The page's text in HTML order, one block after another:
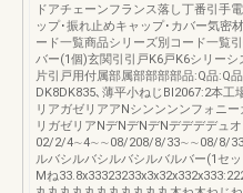
ドアチェーンフランス落し丁番引手
ップ･振れ止めキャップ･カバー気密
ード一覧商品シリーズ別コード一覧
バー(1個)玄関引引戸K6戸K6シリー
片引戸用付属部属部部部部品:Q品:Q
DK8DK835､薄平小ねじBI2067:2本工
リアガゼリアアNシンンンンフォニ
リガゼリアNデNデNデNデデデデュ
02/2/4∼4∼∼08/208/8/33∼∼08/8/
ルバシルバシルバシルバルバー(1セ
Mね